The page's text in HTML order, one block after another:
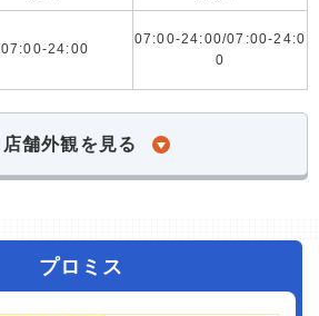
07:00-24:00
07:00-24:00/07:00-24:0
0
店舗外観を見る
プロミス